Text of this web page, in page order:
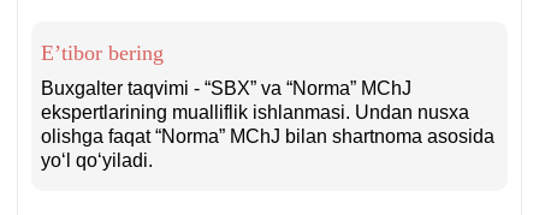
E’tibor bering
Buхgalter taqvimi - “SBX” va “Norma” MChJ
ekspertlarining mualliflik ishlanmasi. Undan nusхa
olishga faqat “Norma” MChJ bilan shartnoma asosida
yoʻl qoʻyiladi.